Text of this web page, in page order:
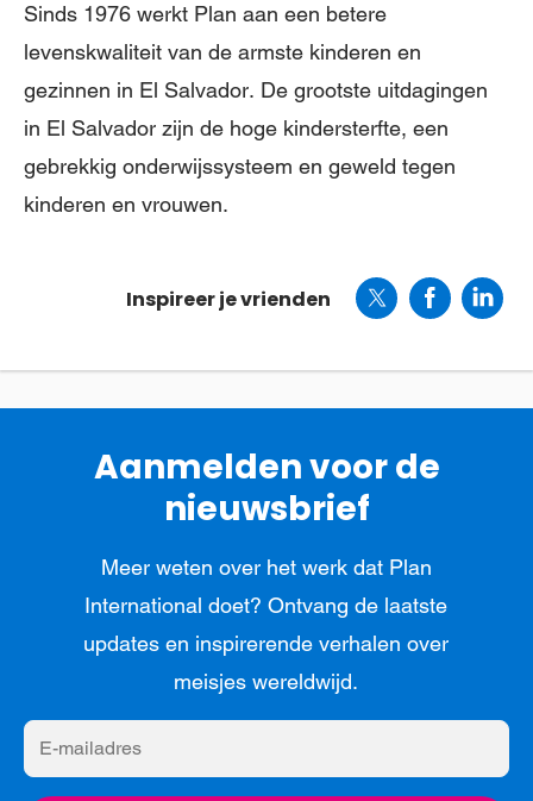
Sinds 1976 werkt Plan aan een betere
levenskwaliteit van de armste kinderen en
gezinnen in El Salvador. De grootste uitdagingen
in El Salvador zijn de hoge kindersterfte, een
gebrekkig onderwijssysteem en geweld tegen
kinderen en vrouwen.
Inspireer je vrienden
Aanmelden voor de
nieuwsbrief
Meer weten over het werk dat Plan
International doet? Ontvang de laatste
updates en inspirerende verhalen over
meisjes wereldwijd.
E-
mailadres